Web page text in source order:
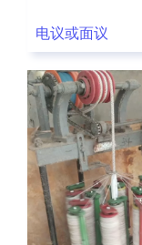
电议或面议